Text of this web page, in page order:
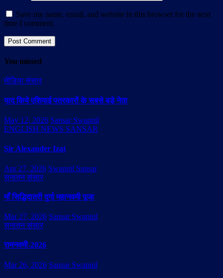
Save my name, email, and website in this browser for the next
time I comment.
You missed
मीडिया संसार
याद किये एशियाई पत्रकारों के सबसे बड़े नेता
May 12, 2026 Sansar Swapnil
ENGLISH NEWS SANSAR
Sir Alexander Izat
Apr 27, 2026 Swapnil Sansar
सनातन संसार
माँ सिद्धिदात्री दुर्गा महानवमी पूजा
Mar 27, 2026 Sansar Swapnil
सनातन संसार
रामनवमी-2026
Mar 26, 2026 Sansar Swapnil